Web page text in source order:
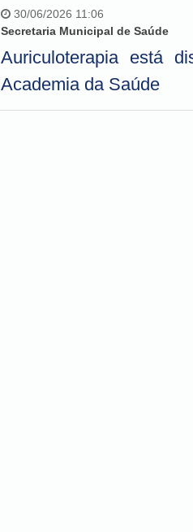
30/06/2026 11:06
Secretaria Municipal de Saúde
Auriculoterapia está
Academia da Saúde